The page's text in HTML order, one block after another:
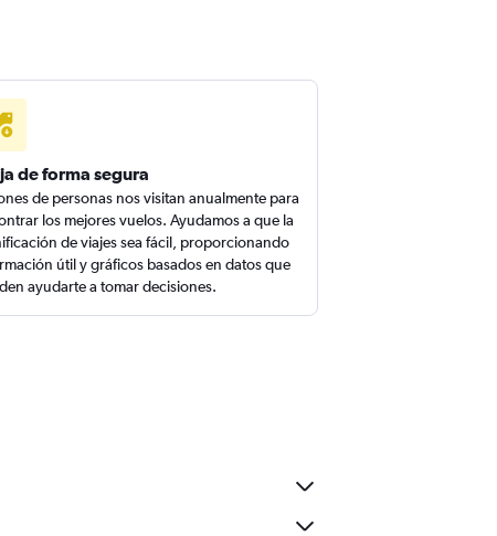
de forma segura
de personas nos visitan anualmente para
los mejores vuelos. Ayudamos a que la
de viajes sea fácil, proporcionando
útil y gráficos basados en datos que
ayudarte a tomar decisiones.